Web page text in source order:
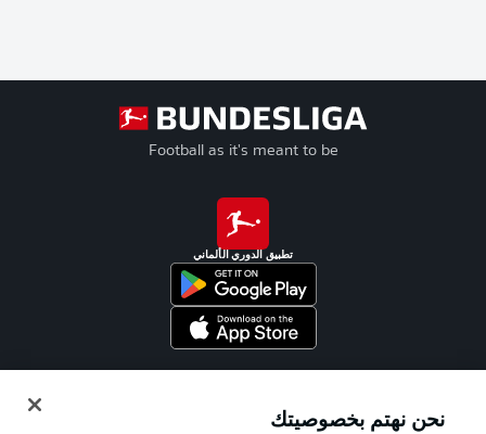
Football as it's meant to be
تطبيق الدوري الألماني
نحن نهتم بخصوصيتك